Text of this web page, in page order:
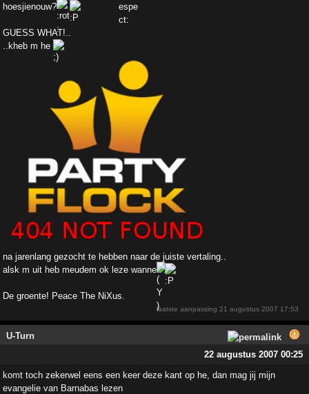
hoesjienouw?
GUESS WHAT!..
..kheb m he
na jarenlang gezocht te hebben naar de juiste vertaling..
alsk m uit heb meudem ok leze wanne
De groente! Peace The NiXus.
laatste aanpassing21 augustus 2007 17:53
U-Turn
22 augustus 2007 00:25
komt toch zekerwel eens een keer deze kant op he, dan mag jij mijn
evangelie van Barnabas lezen